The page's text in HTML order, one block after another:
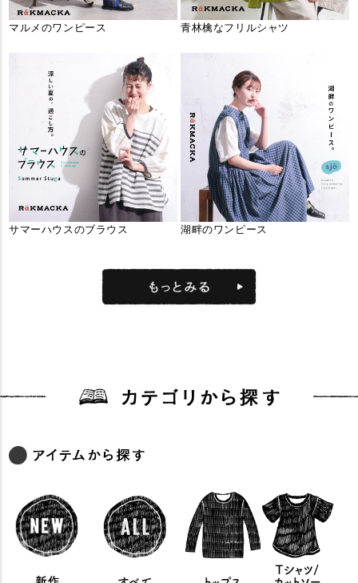
マルメのワンピース 青林檎なフリルシャツ
サマーハウスのブラウス 湖畔のワンピース